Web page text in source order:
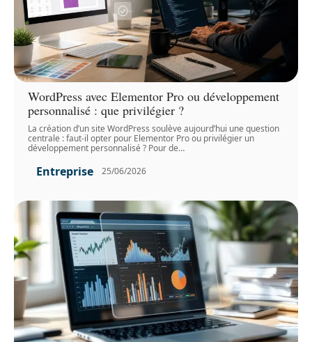
WordPress avec Elementor Pro ou développement
personnalisé : que privilégier ?
La création d’un site WordPress soulève aujourd’hui une question
centrale : faut-il opter pour Elementor Pro ou privilégier un
développement personnalisé ? Pour de…
Entreprise 25/06/2026